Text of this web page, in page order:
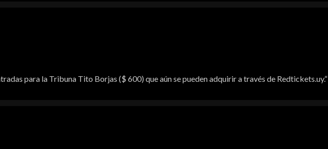
para la Tribuna Tito Borjas ($ 600) que aún se pueden adquirir a través de Redtickets.uy.“